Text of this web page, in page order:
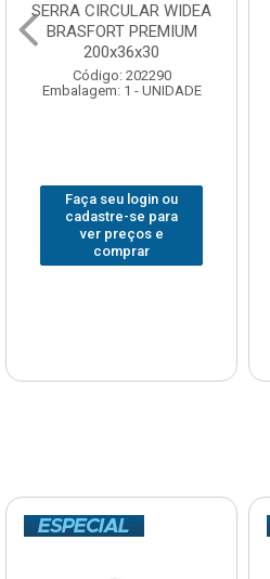
SERRA CIRCULAR WIDEA
BRASFORT PREMIUM
200x36x30
Código: 202290
Embalagem: 1 - UNIDADE
Faça seu login ou
cadastre-se para
ver preços e
comprar